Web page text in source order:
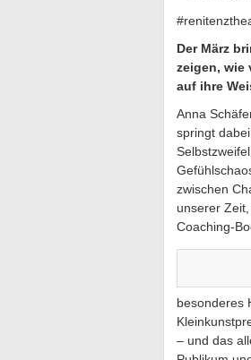
Der März
zeigen, wie
auf ihre
Anna
springt
zwischen
unserer
Coaching-
besonderes
– und das